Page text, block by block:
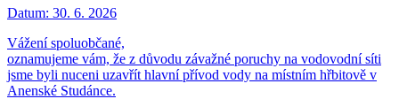
Datum: 30. 6. 2026
Vážení spoluobčané,
oznamujeme vám, že z důvodu závažné poruchy na vodovodní síti
jsme byli nuceni uzavřít hlavní přívod vody na místním hřbitově v
Anenské Studánce.